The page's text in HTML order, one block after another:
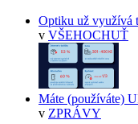
Optiku už využívá
v VŠEHOCHUŤ
Máte (používáte)
v ZPRÁVY